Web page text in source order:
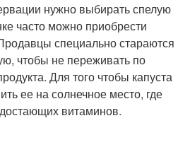
нужно выбирать спелую
часто можно приобрести
специально стараются
чтобы не переживать по
Для того чтобы капуста
ее на солнечное место, где
витаминов.